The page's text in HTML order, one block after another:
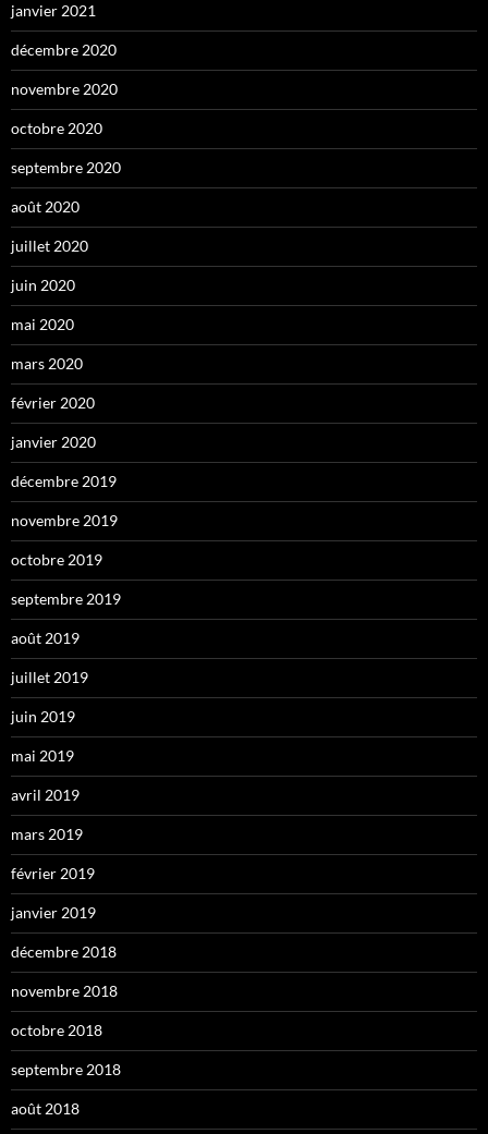
janvier 2021
décembre 2020
novembre 2020
octobre 2020
septembre 2020
août 2020
juillet 2020
juin 2020
mai 2020
mars 2020
février 2020
janvier 2020
décembre 2019
novembre 2019
octobre 2019
septembre 2019
août 2019
juillet 2019
juin 2019
mai 2019
avril 2019
mars 2019
février 2019
janvier 2019
décembre 2018
novembre 2018
octobre 2018
septembre 2018
août 2018